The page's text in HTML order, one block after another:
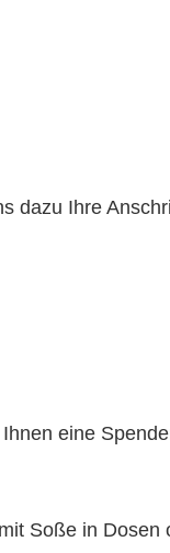
dazu Ihre
eine
Soße in Dosen